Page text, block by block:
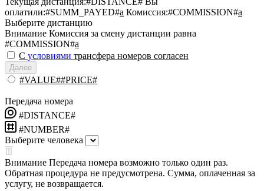
оплатили:#SUMM_PAYED#a Комиссия:#COMMISSION#a
Выберите дистанцию
Внимание Комиссия за смену дистанции равна
#COMMISSION#a
С условиями трансфера номеров согласен
Далее
#VALUE##PRICE#
Передача номера
#DISTANCE#
#NUMBER#
Выберите человека
Внимание Передача номера возможно только один раз.
Обратная процедура не предусмотрена. Сумма, оплаченная за
услугу, не возвращается.